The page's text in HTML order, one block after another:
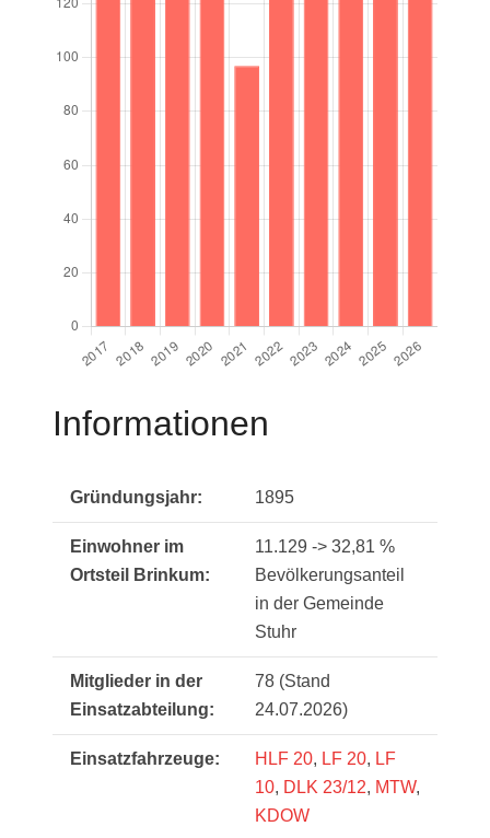
Informationen
Gründungsjahr: 1895
Einwohner im
Ortsteil Brinkum:
11.129 -> 32,81 %
Bevölkerungsanteil
in der Gemeinde
Stuhr
Mitglieder in der
Einsatzabteilung:
78 (Stand
24.07.2026)
Einsatzfahrzeuge: HLF 20, LF 20, LF
10, DLK 23/12, MTW,
KDOW